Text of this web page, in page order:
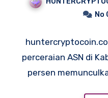
No
perceraian ASN di
persen